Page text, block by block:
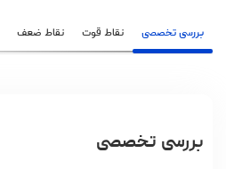
بررسی تخصصی نقاط قوت نقاط ضعف
بررسی تخصصی